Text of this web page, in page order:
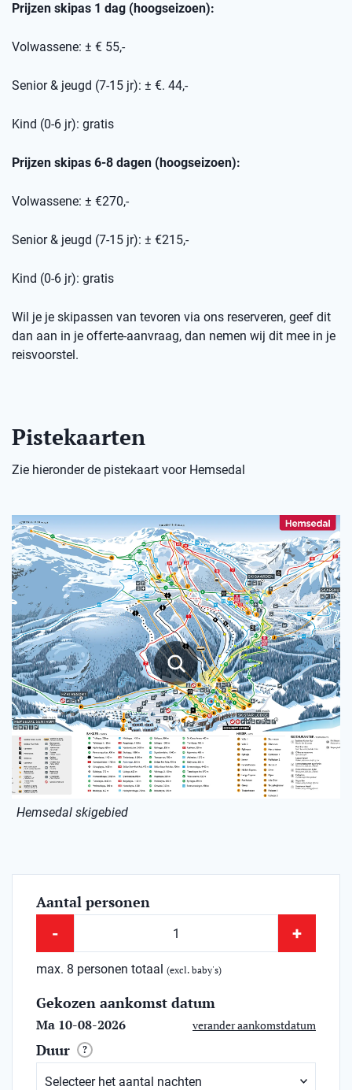
Prijzen skipas 1 dag (hoogseizoen):
Volwassene: ± € 55,-
Senior & jeugd (7-15 jr): ± €. 44,-
Kind (0-6 jr): gratis
Prijzen skipas 6-8 dagen (hoogseizoen):
Volwassene: ± €270,-
Senior & jeugd (7-15 jr): ± €215,-
Kind (0-6 jr): gratis
Wil je je skipassen van tevoren via ons reserveren, geef dit
dan aan in je offerte-aanvraag, dan nemen wij dit mee in je
reisvoorstel.
Pistekaarten
Zie hieronder de pistekaart voor Hemsedal
Hemsedal skigebied
Aantal personen
- +
max. 8 personen totaal (excl. baby's)
Gekozen aankomst datum
Ma 10-08-2026 verander aankomstdatum
Duur ?